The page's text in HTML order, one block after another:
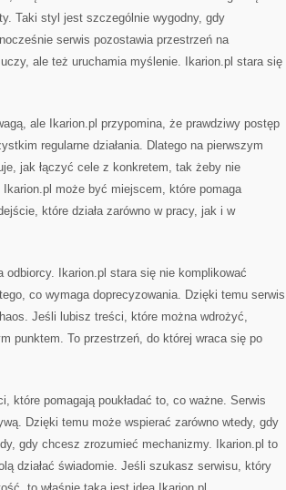
Taki styl jest szczególnie wygodny, gdy
serwis pozostawia przestrzeń na
ale też uruchamia myślenie. Ikarion.pl stara się
ale Ikarion.pl przypomina, że prawdziwy postęp
regularne działania. Dlatego na pierwszym
jak łączyć cele z konkretem, tak żeby nie
może być miejscem, które pomaga
które działa zarówno w pracy, jak i w
Ikarion.pl stara się nie komplikować
co wymaga doprecyzowania. Dzięki temu serwis
Jeśli lubisz treści, które można wdrożyć,
punktem. To przestrzeń, do której wraca się po
które pomagają poukładać to, co ważne. Serwis
Dzięki temu może wspierać zarówno wtedy, gdy
gdy chcesz zrozumieć mechanizmy. Ikarion.pl to
działać świadomie. Jeśli szukasz serwisu, który